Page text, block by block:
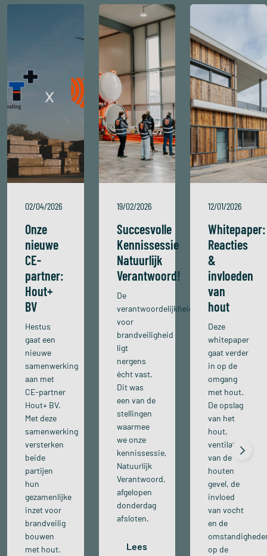
02/04/2026
Onze
nieuwe
CE-
partner:
Hout+
BV
Hestus
gaat een
nieuwe
samenwerking
aan met
CE-partner
Hout+ BV.
Met deze
samenwerking
versterken
beide
partijen
hun
gezamenlijke
inzet voor
brandveilig
bouwen
met hout.
19/02/2026
Succesvolle
Kennissessie
Natuurlijk
Verantwoord!
De
verantwoordelijkheid
voor
brandveiligheid
ligt
nergens
écht vast.
Dit was
een van de
stellingen
waarmee
we onze
kennissessie,
Natuurlijk
Verantwoord,
afgelopen
donderdag
afsloten.
Lees
12/01/2026
Whitepaper:
Reacties
&
invloeden
van
hout
Deze
whitepaper
gaat verder
in op de
omgang
met hout.
De opslag
van het
hout,
ventilatie
van de
houten
gevel, de
invloed
van vocht
en de
op de